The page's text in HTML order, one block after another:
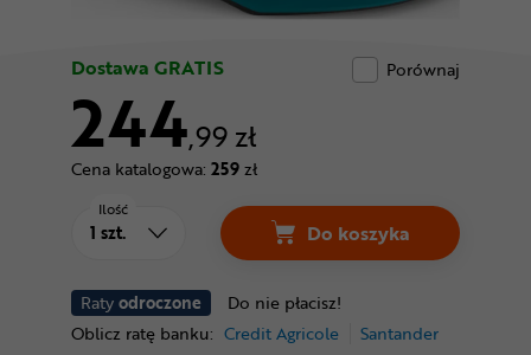
Dostawa GRATIS Porównaj
244,99 zł
Cena katalogowa: 259zł
Ratyodroczone
Do nie płacisz!
Oblicz ratę banku: Credit Agricole Santander
Ilość
Do koszyka